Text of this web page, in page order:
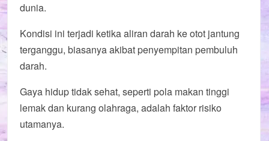
dunia.
Kondisi ini terjadi ketika aliran darah ke otot jantung
terganggu, biasanya akibat penyempitan pembuluh
darah.
Gaya hidup tidak sehat, seperti pola makan tinggi
lemak dan kurang olahraga, adalah faktor risiko
utamanya.